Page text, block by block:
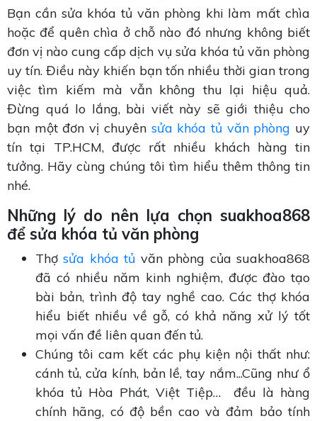
Bạn cần sửa khóa tủ văn phòng khi làm mất chìa
hoặc để quên chìa ở chỗ nào đó nhưng không biết
đơn vị nào cung cấp dịch vụ sửa khóa tủ văn phòng
uy tín. Điều này khiến bạn tốn nhiều thời gian trong
việc tìm kiếm mà vẫn không thu lại hiệu quả.
Đừng quá lo lắng, bài viết này sẽ giới thiệu cho
bạn một đơn vị chuyên sửa khóa tủ văn phòng uy
tín tại TP.HCM, được rất nhiều khách hàng tin
tưởng. Hãy cùng chúng tôi tìm hiểu thêm thông tin
nhé.
Những lý do nên lựa chọn suakhoa868
để sửa khóa tủ văn phòng
Thợ sửa khóa tủ văn phòng của suakhoa868
đã có nhiều năm kinh nghiệm, được đào tạo
bài bản, trình độ tay nghề cao. Các thợ khóa
hiểu biết nhiều về gỗ, có khả năng xử lý tốt
mọi vấn đề liên quan đến tủ.
Chúng tôi cam kết các phụ kiện nội thất như:
cánh tủ, cửa kính, bản lề, tay nắm...Cũng như ổ
khóa tủ Hòa Phát, Việt Tiệp… đều là hàng
chính hãng, có độ bền cao và đảm bảo tính